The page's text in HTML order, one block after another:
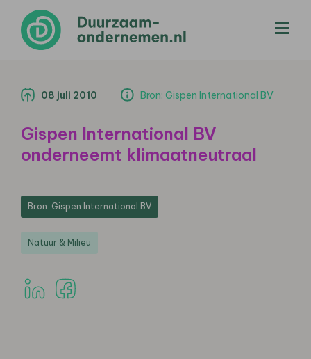
08 juli 2010 Bron: Gispen International BV
Gispen International BV
onderneemt klimaatneutraal
Bron: Gispen International BV
Natuur & Milieu